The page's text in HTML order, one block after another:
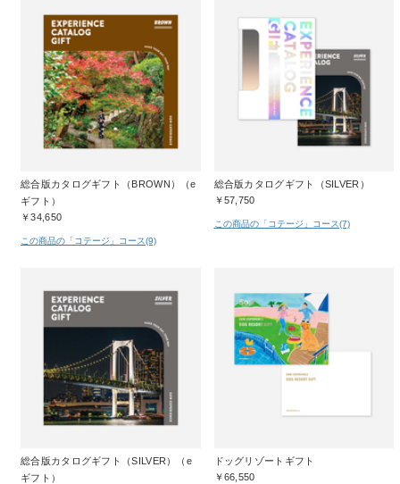
総合版カタログギフト（BROWN）（e
ギフト）
￥34,650
この商品の「コテージ」コース(9)
総合版カタログギフト（SILVER）
￥57,750
この商品の「コテージ」コース(7)
総合版カタログギフト（SILVER）（e
ギフト）
ドッグリゾートギフト
￥66,550